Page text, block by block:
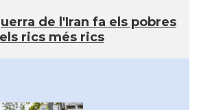
de l'Iran fa els pobres
rics més rics